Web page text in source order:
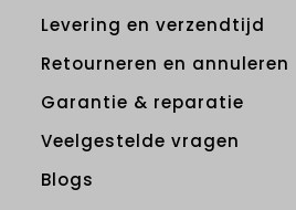
Levering en verzendtijd
Retourneren en annuleren
Garantie & reparatie
Veelgestelde vragen
Blogs